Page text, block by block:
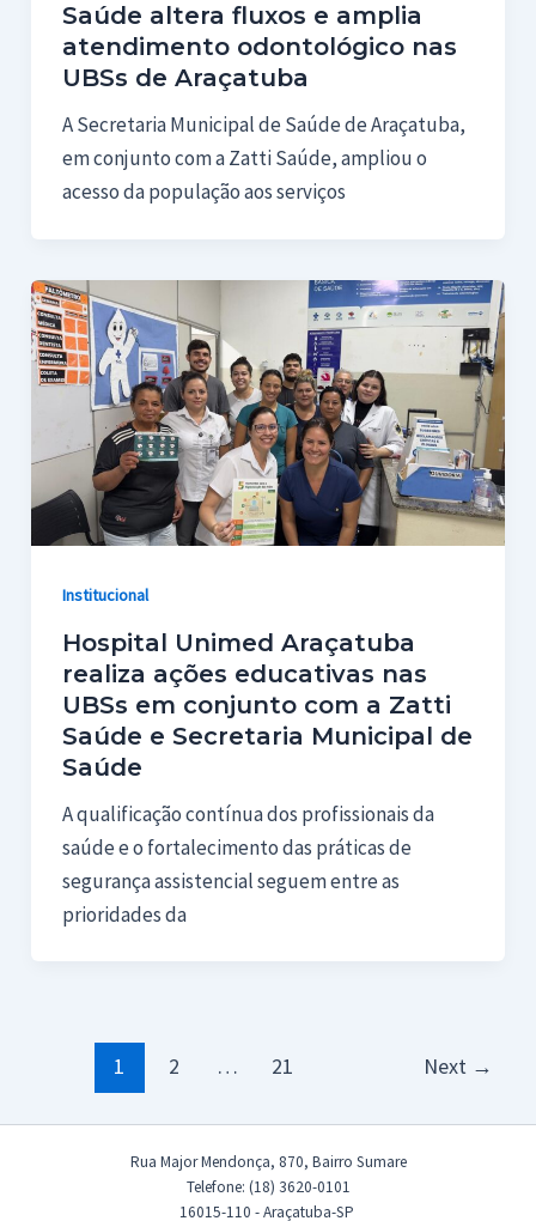
Saúde altera fluxos e amplia
atendimento odontológico nas
UBSs de Araçatuba
A Secretaria Municipal de Saúde de Araçatuba,
em conjunto com a Zatti Saúde, ampliou o
acesso da população aos serviços
Institucional
Hospital Unimed Araçatuba
realiza ações educativas nas
UBSs em conjunto com a Zatti
Saúde e Secretaria Municipal de
Saúde
A qualificação contínua dos profissionais da
saúde e o fortalecimento das práticas de
segurança assistencial seguem entre as
prioridades da
post
1 2 … 21 Next →
Rua Major Mendonça, 870, Bairro Sumare
Telefone: (18) 3620-0101
16015-110 - Araçatuba-SP